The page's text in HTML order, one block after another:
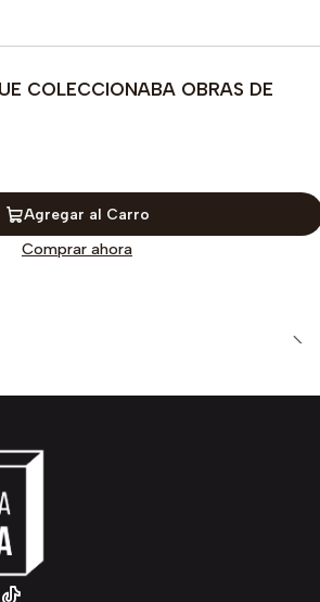
COLECCIONABA OBRAS DE
Agregar al Carro
Comprar ahora